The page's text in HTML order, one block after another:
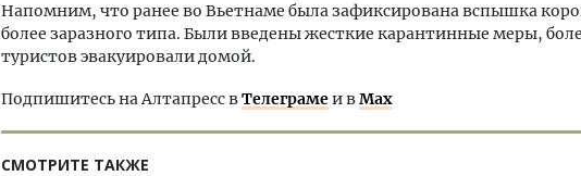
Напомним, что ранее во Вьетнаме была зафиксирована вспышка
более заразного типа. Были введены жесткие карантинные меры,
туристов эвакуировали домой.
Подпишитесь на Алтапресс вТелеграмеи вMax
СМОТРИТЕ ТАКЖЕ